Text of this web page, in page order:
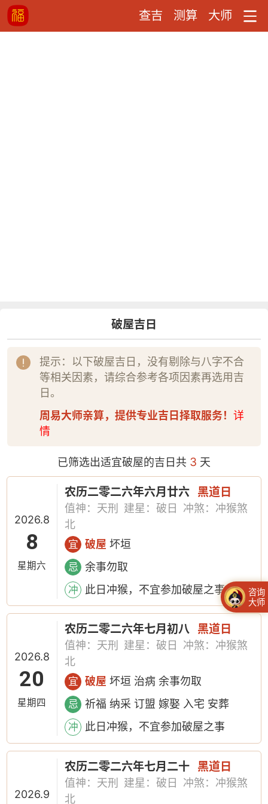
查吉 测算 大师
破屋吉日
提示：以下破屋吉日，没有剔除与八字不合
等相关因素，请综合参考各项因素再选用吉
日。
周易大师亲算，提供专业吉日择取服务！ 详
情
已筛选出适宜破屋的吉日共 3 天
2026.8
8
星期六
农历二零二六年六月廿六 黑道日
值神：天刑 建星：破日
冲煞：冲猴煞
北
宜 破屋 坏垣
忌 余事勿取
冲 此日冲猴，不宜参加破屋之事
2026.8
20
星期四
农历二零二六年七月初八 黑道日
值神：天刑 建星：破日
冲煞：冲猴煞
北
宜 破屋 坏垣 治病 余事勿取
忌 祈福 纳采 订盟 嫁娶 入宅 安葬
冲 此日冲猴，不宜参加破屋之事
2026.9
农历二零二六年七月二十 黑道日
值神：天刑 建星：破日
冲煞：冲猴煞
北
咨询
大师